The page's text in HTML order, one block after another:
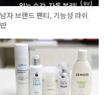
남자 브랜드 팬티, 기능성 라쉬
반